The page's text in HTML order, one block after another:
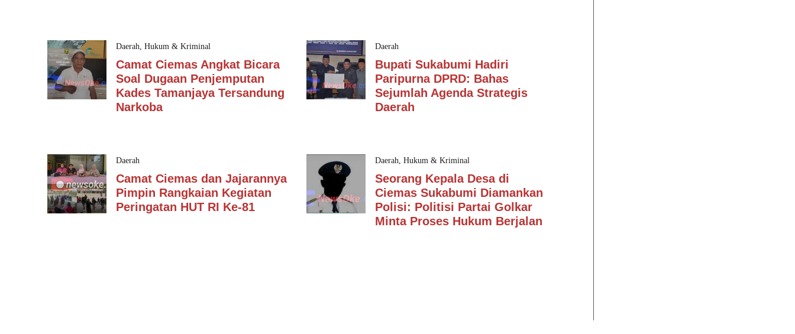
Daerah Hukum & Kriminal
Camat Ciemas Angkat Bicara
Soal Dugaan Penjemputan
Kades Tamanjaya Tersandung
Narkoba
Daerah
Bupati Sukabumi Hadiri
Paripurna DPRD: Bahas
Sejumlah Agenda Strategis
Daerah
Daerah
Camat Ciemas dan Jajarannya
Pimpin Rangkaian Kegiatan
Peringatan HUT RI Ke-81
Daerah Hukum & Kriminal
Seorang Kepala Desa di
Ciemas Sukabumi Diamankan
Polisi: Politisi Partai Golkar
Minta Proses Hukum Berjalan